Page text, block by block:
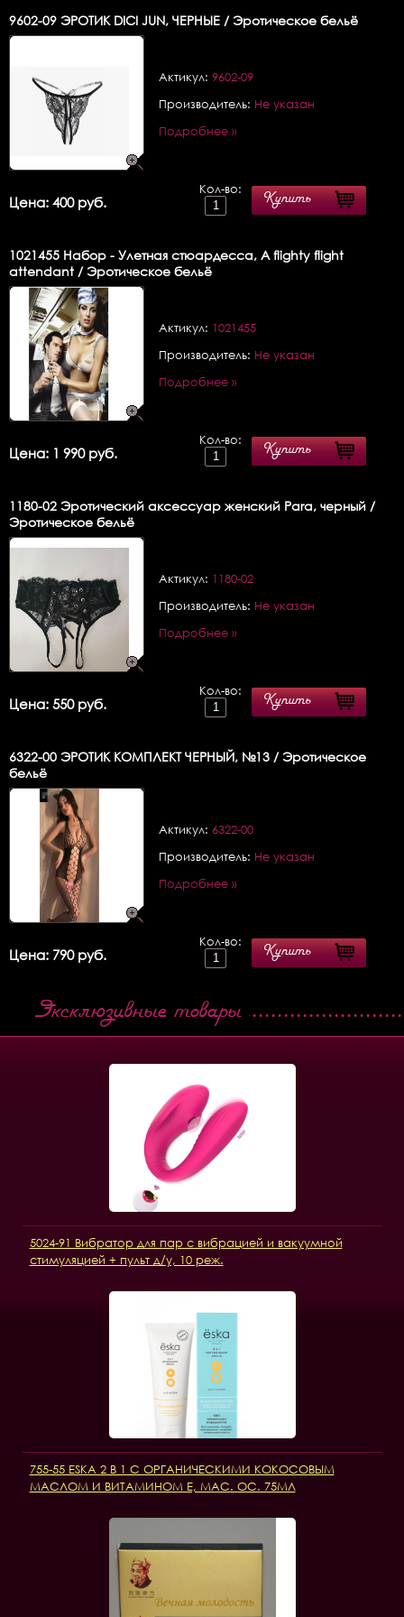
9602-09 ЭРОТИК DICI JUN, ЧЕРНЫЕ / Эротическое бельё
Актикул: 9602-09
Производитель: Не указан
Подробнее »
Цена: 400 руб.
Кол-во:
Купить
1021455 Набор - Улетная стюардесса, A flighty flight
attendant / Эротическое бельё
Актикул: 1021455
Производитель: Не указан
Подробнее »
Цена: 1 990 руб.
Кол-во:
Купить
1180-02 Эротический аксессуар женский Para, черный /
Эротическое бельё
Актикул: 1180-02
Производитель: Не указан
Подробнее »
Цена: 550 руб.
Кол-во:
Купить
6322-00 ЭРОТИК КОМПЛЕКТ ЧЕРНЫЙ, №13 / Эротическое
бельё
Актикул: 6322-00
Производитель: Не указан
Подробнее »
Цена: 790 руб.
Кол-во:
Купить
Эксклюзивные товары
5024-91 Вибратор для пар с вибрацией и вакуумной
стимуляцией + пульт д/у, 10 реж.
755-55 ESKA 2 В 1 С ОРГАНИЧЕСКИМИ КОКОСОВЫМ
МАСЛОМ И ВИТАМИНОМ Е, МАС. ОС. 75МЛ